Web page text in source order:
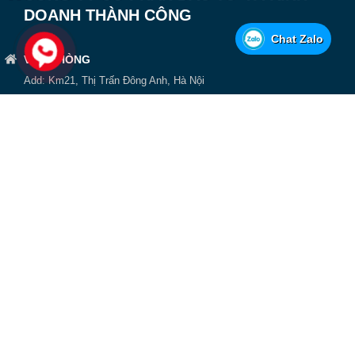
Chat Zalo
DOANH THÀNH CÔNG
VĂN PHÒNG
Add: Km21, Thị Trấn Đông Anh, Hà Nội